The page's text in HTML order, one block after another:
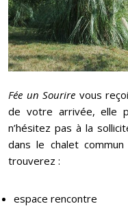
Fée un Sourire vous
de votre arrivée, elle
n’hésitez pas à la
dans le chalet commun
trouverez :
espace rencontre